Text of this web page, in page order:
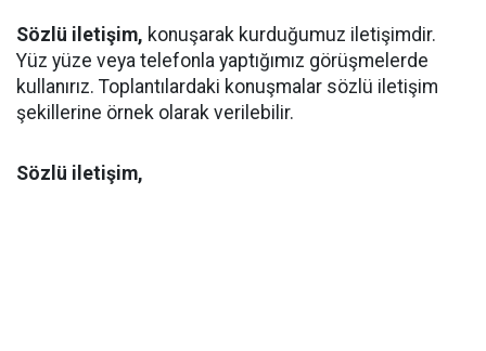
Sözlü iletişim, konuşarak kurduğumuz iletişimdir.
Yüz yüze veya telefonla yaptığımız görüşmelerde
kullanırız. Toplantılardaki konuşmalar sözlü iletişim
şekillerine örnek olarak verilebilir.
Sözlü iletişim,